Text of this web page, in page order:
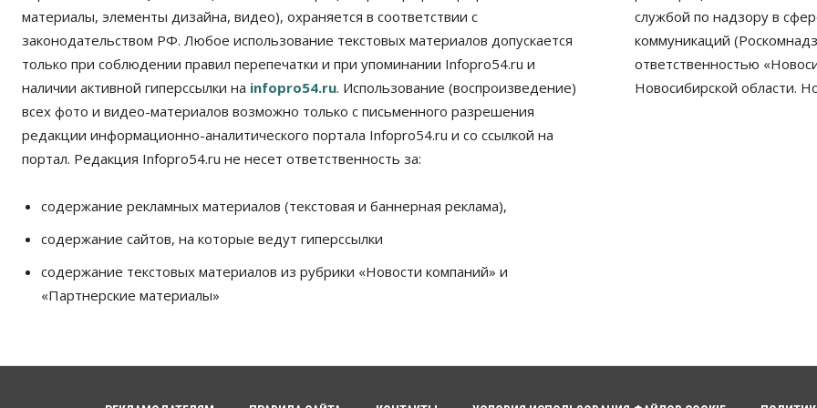
материалы, элементы дизайна, видео), охраняется в соответствии с
законодательством РФ. Любое использование текстовых материалов допускается
только при соблюдении правил перепечатки и при упоминании Infopro54.ru и
наличии активной гиперссылки на infopro54.ru. Использование (воспроизведение)
всех фото и видео-материалов возможно только с письменного разрешения
редакции информационно-аналитического портала Infopro54.ru и со ссылкой на
портал. Редакция Infopro54.ru не несет ответственность за:
содержание рекламных материалов (текстовая и баннерная реклама),
содержание сайтов, на которые ведут гиперссылки
содержание текстовых материалов из рубрики «Новости компаний» и
«Партнерские материалы»
службой по надзору в
коммуникаций
ответственностью
Новосибирской области.